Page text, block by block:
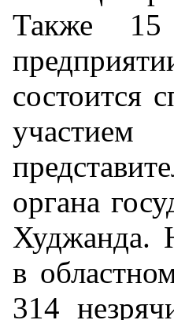
Также
состоится
органа
Худжанда.
в
314